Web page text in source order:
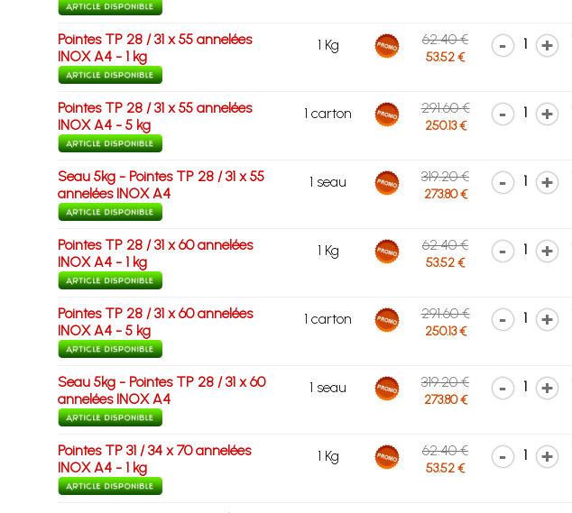
Pointes TP 28 / 31 x 55 annelées
INOX A4 - 1 kg
1 Kg 62.40 €
53.52 €
1
Pointes TP 28 / 31 x 55 annelées
INOX A4 - 5 kg
1 carton 291.60 €
250.13 €
1
Seau 5kg - Pointes TP 28 / 31 x 55
annelées INOX A4
1 seau 319.20 €
273.80 €
1
Pointes TP 28 / 31 x 60 annelées
INOX A4 - 1 kg
1 Kg 62.40 €
53.52 €
1
Pointes TP 28 / 31 x 60 annelées
INOX A4 - 5 kg
1 carton 291.60 €
250.13 €
1
Seau 5kg - Pointes TP 28 / 31 x 60
annelées INOX A4
1 seau 319.20 €
273.80 €
1
Pointes TP 31 / 34 x 70 annelées
INOX A4 - 1 kg
1 Kg 62.40 €
53.52 €
1